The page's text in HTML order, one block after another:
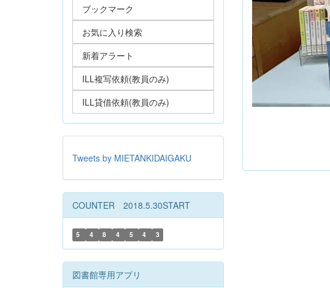
ブックマーク
お気に入り検索
新着アラート
ILL複写依頼(教員のみ)
ILL貸借依頼(教員のみ)
Tweets by MIETANKIDAIGAKU
COUNTER 2018.5.30START
5 4 8 4 5 4 3
図書館専用アプリ